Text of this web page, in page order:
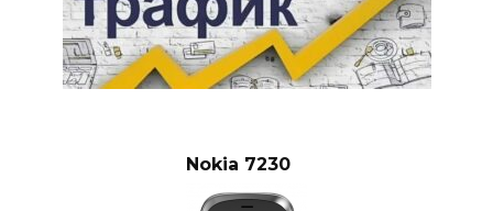
Nokia 7230